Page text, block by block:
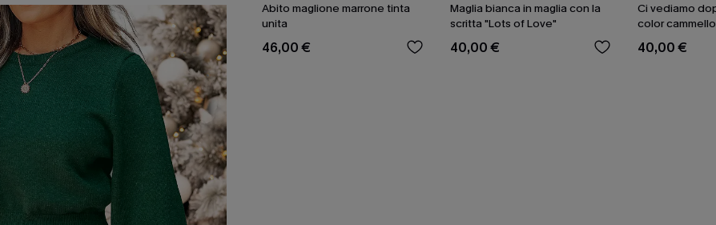
Abito maglione marrone tinta
unita
46,00 €
Maglia bianca in maglia con la
scritta "Lots of Love"
40,00 €
Ci vediamo
color cammello
40,00 €